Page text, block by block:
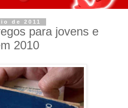
de 2011
para jovens e
2010